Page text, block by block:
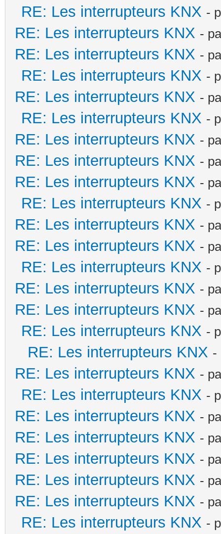
RE: Les interrupteurs KNX -
RE: Les interrupteurs KNX -
RE: Les interrupteurs KNX -
RE: Les interrupteurs KNX -
RE: Les interrupteurs KNX -
RE: Les interrupteurs KNX -
RE: Les interrupteurs KNX -
RE: Les interrupteurs KNX -
RE: Les interrupteurs KNX -
RE: Les interrupteurs KNX -
RE: Les interrupteurs KNX -
RE: Les interrupteurs KNX -
RE: Les interrupteurs KNX -
RE: Les interrupteurs KNX -
RE: Les interrupteurs KNX -
RE: Les interrupteurs KNX -
RE: Les interrupteurs KNX -
RE: Les interrupteurs KNX -
RE: Les interrupteurs KNX -
RE: Les interrupteurs KNX -
RE: Les interrupteurs KNX -
RE: Les interrupteurs KNX -
RE: Les interrupteurs KNX -
RE: Les interrupteurs KNX -
RE: Les interrupteurs KNX -